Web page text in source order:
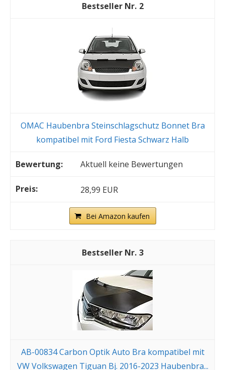
2
OMAC Haubenbra Steinschlagschutz Bonnet Bra
kompatibel mit Ford Fiesta Schwarz Halb
Aktuell keine Bewertungen
28,99 EUR
Bei Amazon kaufen
3
AB-00834 Carbon Optik Auto Bra kompatibel mit
VW Volkswagen Tiguan Bj. 2016-2023 Haubenbra...